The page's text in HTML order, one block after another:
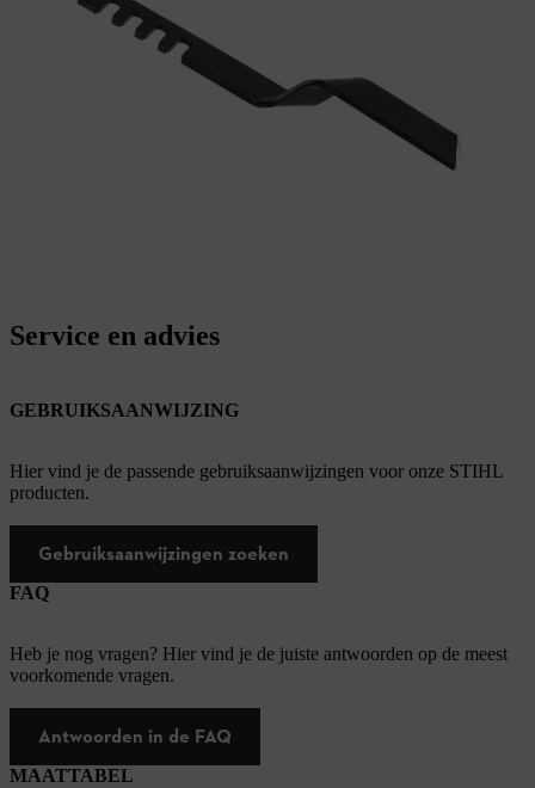
Service en advies
GEBRUIKSAANWIJZING
Hier vind je de passende gebruiksaanwijzingen voor onze STIHL
producten.
Gebruiksaanwijzingen zoeken
FAQ
Heb je nog vragen? Hier vind je de juiste antwoorden op de meest
voorkomende vragen.
Antwoorden in de FAQ
MAATTABEL